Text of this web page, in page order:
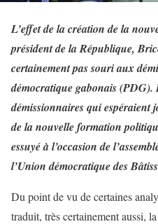
L’effet de la création de la
président de la République,
certainement pas souri aux
démocratique gabonais (PDG).
démissionnaires qui espéraient
de la nouvelle formation
essuyé à l’occasion de
l’Union démocratique des
Du point de vu de certaines
traduit, très certainement aussi,